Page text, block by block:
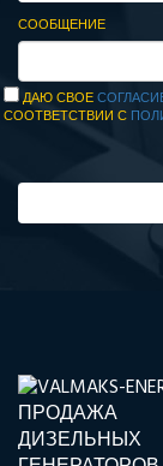
СООБЩЕНИЕ
ДАЮ СВОЕ
СООТВЕТСТВИИ С